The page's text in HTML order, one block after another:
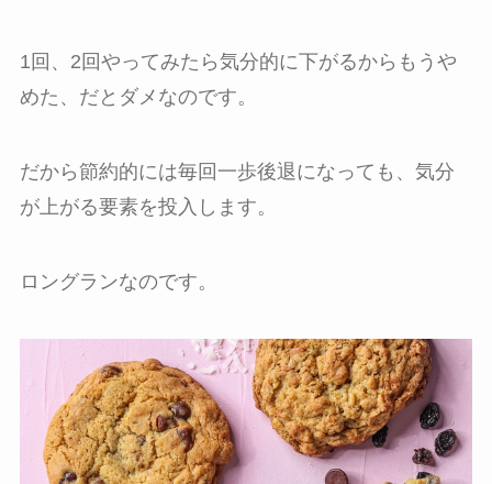
1回、2回やってみたら気分的に下がるからもうや
めた、だとダメなのです。
だから節約的には毎回一歩後退になっても、気分
が上がる要素を投入します。
ロングランなのです。